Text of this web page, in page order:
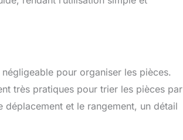
pour organiser les pièces.
très pratiques pour trier les pièces par
et le rangement, un détail